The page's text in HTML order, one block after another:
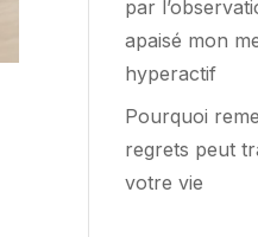
par
apaisé mon
hyperactif
Pourquoi
regrets peut
votre vie